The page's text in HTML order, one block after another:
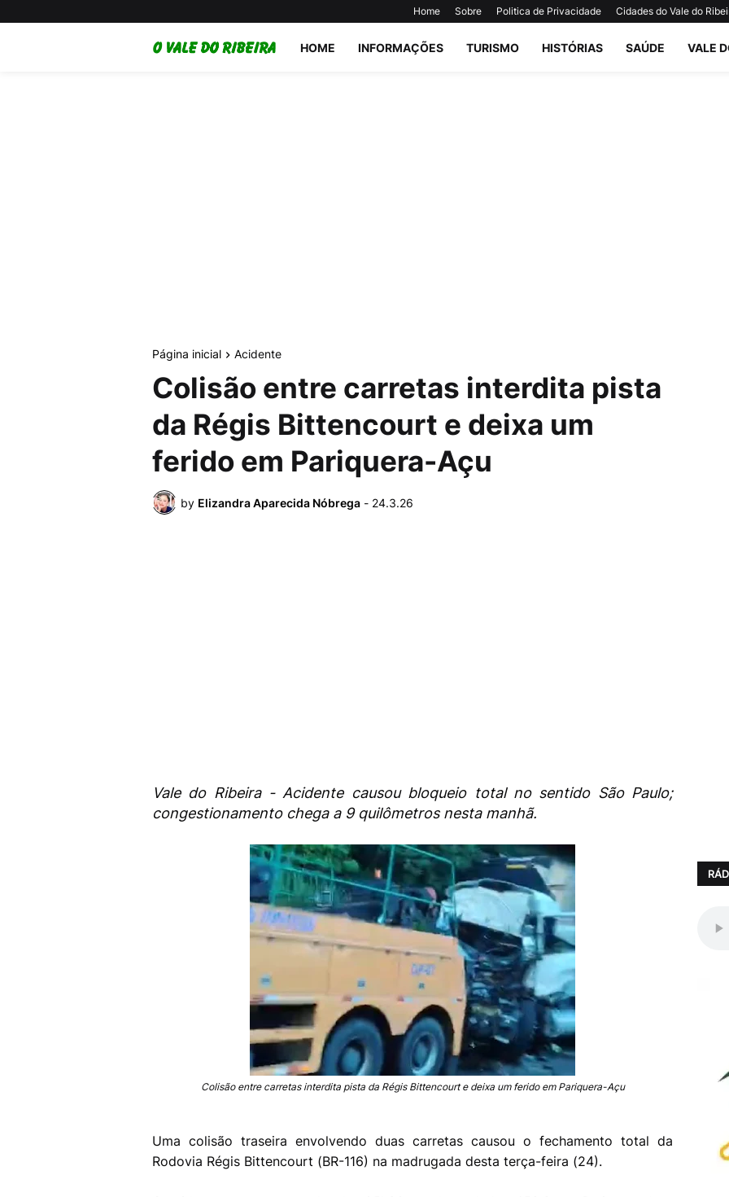
Home Sobre Politica de Privacidade Cidades do Vale do
HOME INFORMAÇÕES TURISMO HISTÓRIAS SAÚDE VALE
Página inicial Acidente
Colisão entre carretas interdita pista
da Régis Bittencourt e deixa um
ferido em Pariquera-Açu
by Elizandra Aparecida Nóbrega - 24.3.26
Vale do Ribeira - Acidente causou bloqueio total no sentido São Paulo;
congestionamento chega a 9 quilômetros nesta manhã.
Colisão entre carretas interdita pista da Régis Bittencourt e deixa um ferido em Pariquera-Açu
Uma colisão traseira envolvendo duas carretas causou o fechamento total da
Rodovia Régis Bittencourt (BR-116) na madrugada desta terça-feira (24).